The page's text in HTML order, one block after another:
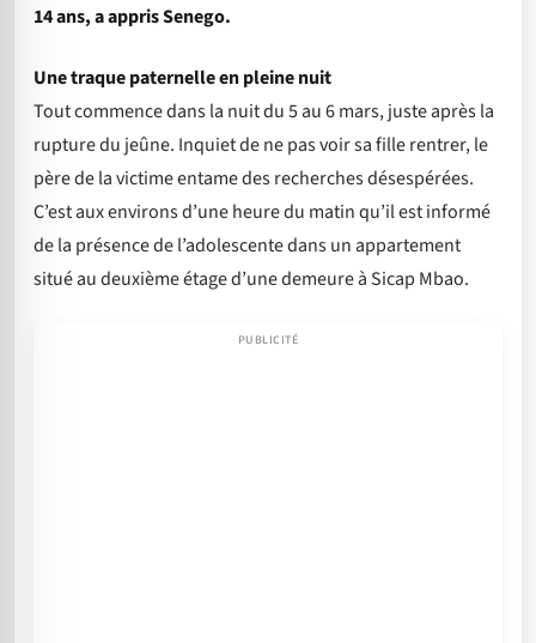
14 ans, a appris Senego.
Une traque paternelle en pleine nuit
Tout commence dans la nuit du 5 au 6 mars, juste après la
rupture du jeûne. Inquiet de ne pas voir sa fille rentrer, le
père de la victime entame des recherches désespérées.
C’est aux environs d’une heure du matin qu’il est informé
de la présence de l’adolescente dans un appartement
situé au deuxième étage d’une demeure à Sicap Mbao.